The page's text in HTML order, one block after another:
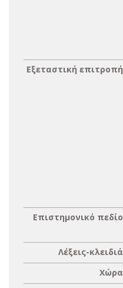
Εξεταστική επιτροπή
Επιστημονικό πεδίο
Λέξεις-κλειδιά
Χώρα